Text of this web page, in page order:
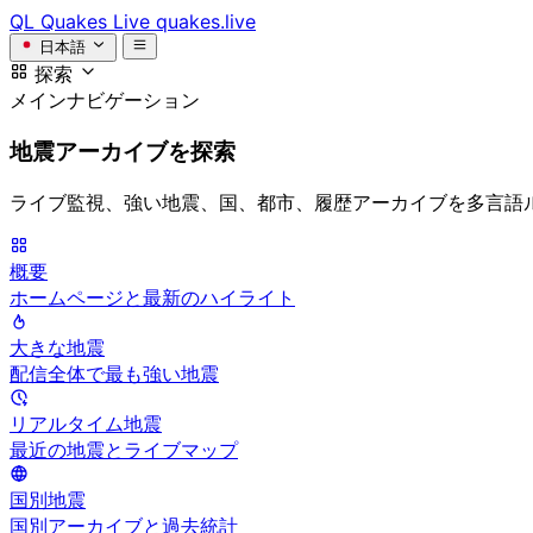
QL Quakes Live quakes.live
日本語
探索
メインナビゲーション
地震アーカイブを探索
ライブ監視、強い地震、国、都市、履歴アーカイブを多言語
概要
ホームページと最新のハイライト
大きな地震
配信全体で最も強い地震
リアルタイム地震
最近の地震とライブマップ
国別地震
国別アーカイブと過去統計